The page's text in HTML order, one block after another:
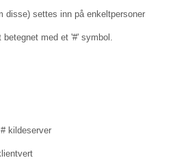
disse) settes inn på enkeltpersoner
med et '#' symbol.
# kildeserver